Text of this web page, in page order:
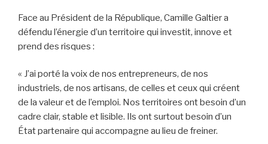
Face au Président de la République, Camille Galtier a
défendu l’énergie d’un territoire qui investit, innove et
prend des risques :
« J’ai porté la voix de nos entrepreneurs, de nos
industriels, de nos artisans, de celles et ceux qui créent
de la valeur et de l’emploi. Nos territoires ont besoin d’un
cadre clair, stable et lisible. Ils ont surtout besoin d’un
État partenaire qui accompagne au lieu de freiner.